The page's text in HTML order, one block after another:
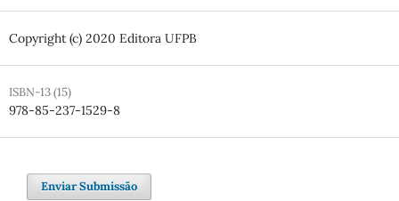
Copyright (c) 2020 Editora UFPB
ISBN-13 (15)
978-85-237-1529-8
Enviar Submissão